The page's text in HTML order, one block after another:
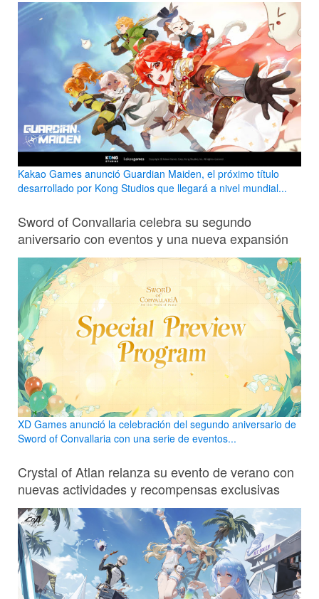
Kakao Games anunció Guardian Maiden, el próximo título
desarrollado por Kong Studios que llegará a nivel mundial...
Sword of Convallaria celebra su segundo
aniversario con eventos y una nueva expansión
XD Games anunció la celebración del segundo aniversario de
Sword of Convallaria con una serie de eventos...
Crystal of Atlan relanza su evento de verano con
nuevas actividades y recompensas exclusivas